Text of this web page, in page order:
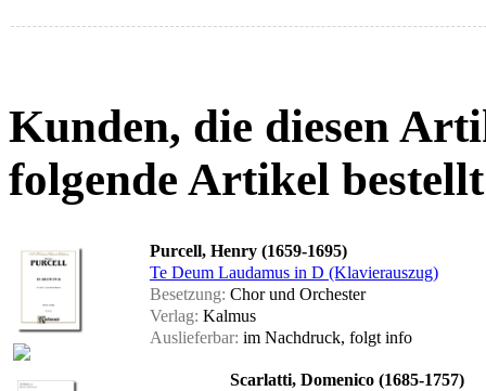
Kunden, die diesen
folgende Artikel
Purcell, Henry (1659-1695)
Te Deum Laudamus in D (Klavierauszug)
Besetzung: Chor und Orchester
Verlag: Kalmus
Auslieferbar: im Nachdruck, folgt info
Scarlatti, Domenico (1685-1757)